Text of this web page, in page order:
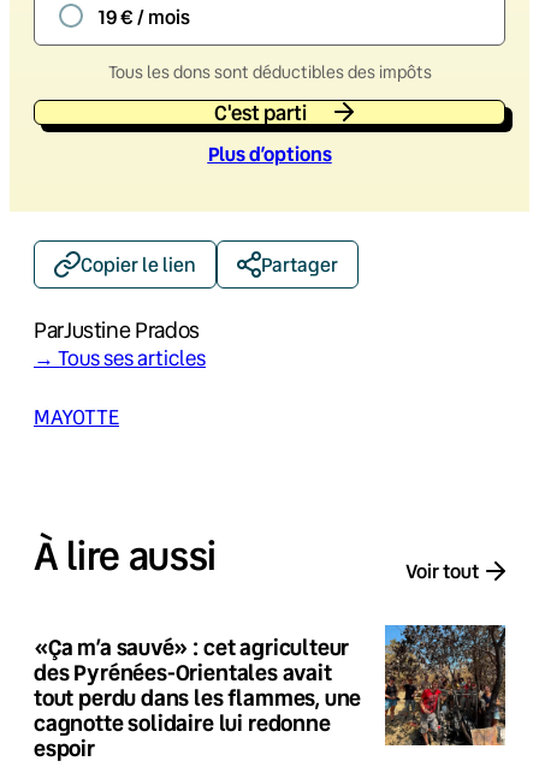
19 € / mois
Tous les dons sont déductibles des impôts
C'est parti
Plus d’options
Copier le lien Partager
ParJustine Prados
→ Tous ses articles
MAYOTTE
À lire aussi Voir tout
«Ça m’a sauvé» : cet agriculteur
des Pyrénées-Orientales avait
tout perdu dans les flammes, une
cagnotte solidaire lui redonne
espoir